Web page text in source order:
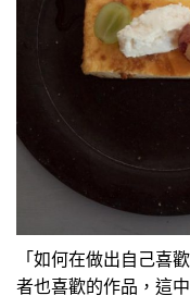
「如何在做出自己喜
者也喜歡的作品，這